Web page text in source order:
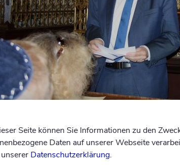
haben dort 16 orthodoxe
einer Begrüßungsrede leitete Küf
Religionsgemeinde
Seite können Sie Informationen zu den
Daten auf unserer Webseite
Datenschutzerklärung.